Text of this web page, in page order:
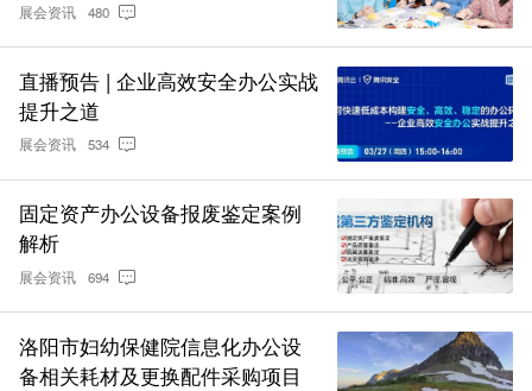
展会资讯 480
直播预告 | 企业高效安全办公实战
提升之道
展会资讯 534
固定资产办公设备报废鉴定案例
解析
展会资讯 694
洛阳市妇幼保健院信息化办公设
备相关耗材及更换配件采购项目